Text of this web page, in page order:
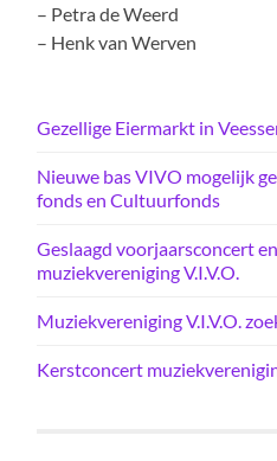
– Petra de Weerd
– Henk van Werven
Gezellige Eiermarkt in
Nieuwe bas VIVO mogelijk
fonds en Cultuurfonds
Geslaagd voorjaarsconcert
muziekvereniging V.I.V.O.
Muziekvereniging V.I.V.O.
Kerstconcert